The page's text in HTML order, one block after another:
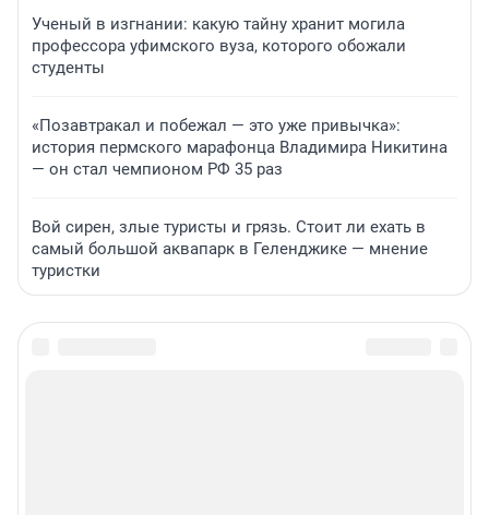
Ученый в изгнании: какую тайну хранит могила
профессора уфимского вуза, которого обожали
студенты
«Позавтракал и побежал — это уже привычка»:
история пермского марафонца Владимира Никитина
— он стал чемпионом РФ 35 раз
Вой сирен, злые туристы и грязь. Стоит ли ехать в
самый большой аквапарк в Геленджике — мнение
туристки